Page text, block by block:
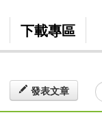
下載專區
發表文章